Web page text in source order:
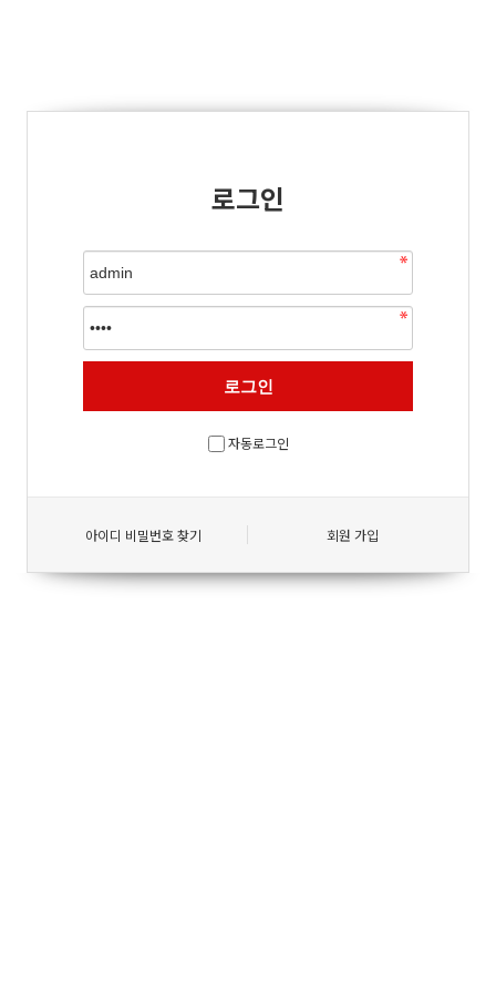
로그인
자동로그인
아이디 비밀번호 찾기 회원 가입